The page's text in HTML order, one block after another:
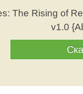
The Rising of
v1.0